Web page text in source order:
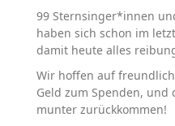
99 Sternsinger*innen
haben sich schon im
damit heute alles
Wir hoffen auf
Geld zum Spenden, und
munter zurückkommen!